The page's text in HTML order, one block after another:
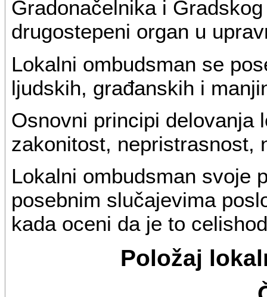
Gradonačelnika i
drugostepeni organ u
Lokalni ombudsman se
ljudskih, građanskih i
Osnovni principi delovanja
zakonitost, nepristrasnost,
Lokalni ombudsman svoje
posebnim slučajevima
kada oceni da je to
Položaj